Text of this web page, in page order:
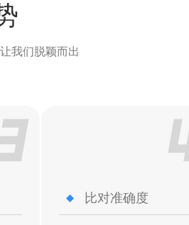
我们脱颖而出
比对准确度